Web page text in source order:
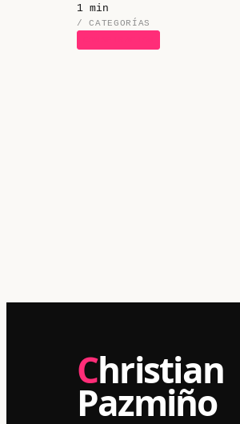
1 min
/ CATEGORÍAS
Christian
Pazmiño